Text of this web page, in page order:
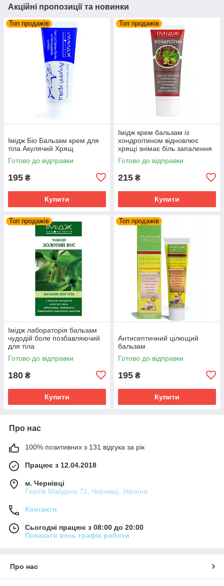
Акційні пропозиції та новинки
Топ продажів
Імідж Біо Бальзам крем для
тіла Акулячий Хрящ
Готово до відправки
195 ₴
Купити
Топ продажів
Імідж крем бальзам із
хондроітином відновлює
хрящі знімає біль запалення
суглобів та м'язів
Готово до відправки
215 ₴
Купити
Топ продажів
Імідж лабораторія бальзам
чудодій боле позбавляючий
для тіла
Готово до відправки
180 ₴
Купити
Топ продажів
Антисептичний цілющий
бальзам
Готово до відправки
195 ₴
Купити
Про нас
100% позитивних з 131 відгука за рік
Працює з 12.04.2018
м. Чернівці
Героїв Майдану 71, Чернівці, Україна
Контакти
Сьогодні працює з 08:00 до 20:00
Показати весь графік роботи
Про нас